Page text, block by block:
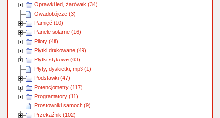
Oprawki led, żarówek (34)
Owadobójcze (3)
Pamięć (10)
Panele solarne (16)
Piloty (48)
Płytki drukowane (49)
Płytki stykowe (63)
Płyty, dyskietki, mp3 (1)
Podstawki (47)
Potencjometry (117)
Programatory (11)
Prostowniki samoch (9)
Przekaźnik (102)